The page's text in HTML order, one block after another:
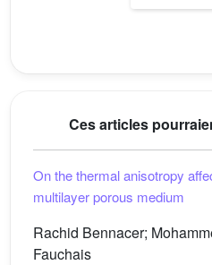
Ces articles
On the thermal anisotropy
multilayer porous medium
Rachid Bennacer;
Fauchais